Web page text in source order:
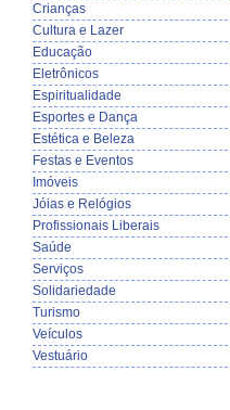
Crianças
Cultura e Lazer
Educação
Eletrônicos
Espiritualidade
Esportes e Dança
Estética e Beleza
Festas e Eventos
Imóveis
Jóias e Relógios
Profissionais Liberais
Saúde
Serviços
Solidariedade
Turismo
Veículos
Vestuário